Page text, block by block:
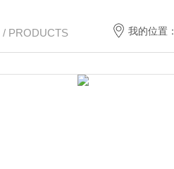
/ PRODUCTS 我的位置：